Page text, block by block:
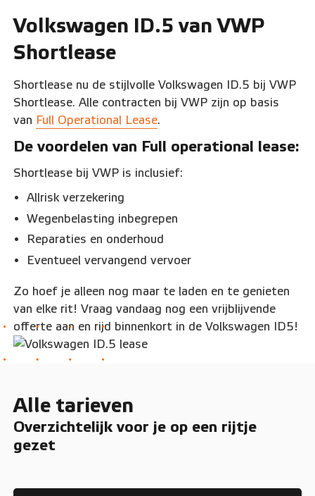
Volkswagen ID.5 van VWP
Shortlease
Shortlease nu de stijlvolle Volkswagen ID.5 bij VWP
Shortlease. Alle contracten bij VWP zijn op basis
van Full Operational Lease.
De voordelen van Full operational lease:
Shortlease bij VWP is inclusief:
Allrisk verzekering
Wegenbelasting inbegrepen
Reparaties en onderhoud
Eventueel vervangend vervoer
Zo hoef je alleen nog maar te laden en te genieten
van elke rit! Vraag vandaag nog een vrijblijvende
offerte aan en rijd binnenkort in de Volkswagen ID5!
Alle tarieven
Overzichtelijk voor je op een rijtje
gezet